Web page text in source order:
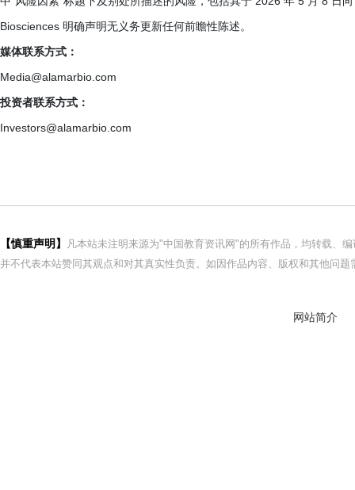
Biosciences 明确声明无义务更新任何前瞻性陈述。
媒体联系方式：
Media@alamarbio.com
投资者联系方式：
Investors@alamarbio.com
【慎重声明】
凡本站未注明来源为"中国教育资讯网"的所有作品，均转载、
并不代表本站赞同其观点和对其真实性负责。如因作品内容、版权和其他问
网站简介